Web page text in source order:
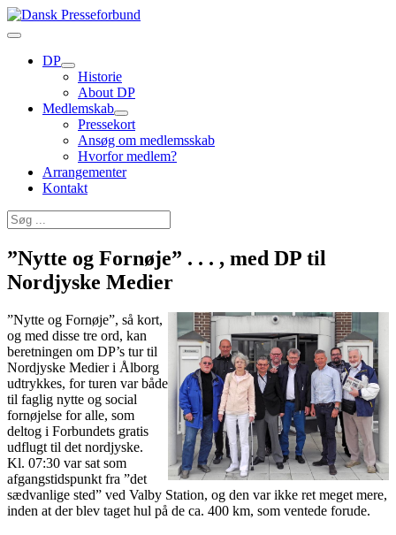
DP
Historie
About DP
Medlemskab
Pressekort
Ansøg om medlemsskab
Hvorfor medlem?
Arrangementer
Kontakt
”Nytte og Fornøje” . . . , med DP til
Nordjyske Medier
”Nytte og Fornøje”, så kort,
og med disse tre ord, kan
beretningen om DP’s tur til
Nordjyske Medier i Ålborg
udtrykkes, for turen var både
til faglig nytte og social
fornøjelse for alle, som
deltog i Forbundets gratis
udflugt til det nordjyske.
Kl. 07:30 var sat som
afgangstidspunkt fra ”det
sædvanlige sted” ved Valby Station, og den var ikke ret meget mere,
inden at der blev taget hul på de ca. 400 km, som ventede forude.